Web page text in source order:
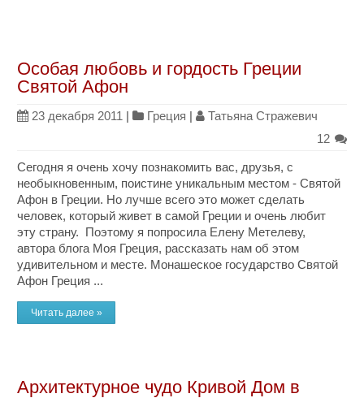
Особая любовь и гордость Греции
Святой Афон
23 декабря 2011 | Греция |
Татьяна Стражевич
12
Сегодня я очень хочу познакомить вас, друзья, с
необыкновенным, поистине уникальным местом - Святой
Афон в Греции. Но лучше всего это может сделать
человек, который живет в самой Греции и очень любит
эту страну. Поэтому я попросила Елену Метелеву,
автора блога Моя Греция, рассказать нам об этом
удивительном и месте. Монашеское государство Святой
Афон Греция ...
Читать далее »
Архитектурное чудо Кривой Дом в